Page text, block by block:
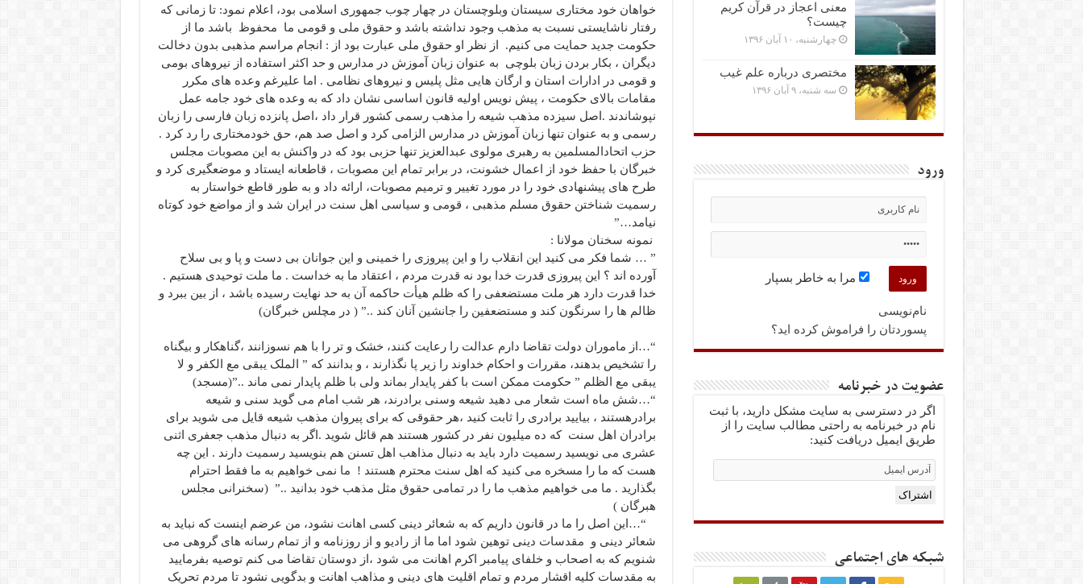
خواهان خود مختاری سیستان وبلوچستان در چهار چوب جمهوری اسلامی بود، اعلام نمود: تا زمانی که
رفتار ناشایستی نسبت به مذهب وجود نداشته باشد و حقوق ملی و قومی ما محفوظ باشد ما از
حکومت جدید حمایت می کنیم. از نظر او حقوق ملی عبارت بود از : انجام مراسم مذهبی بدون دخالت
دیگران ، بکار بردن زبان بلوچی به عنوان زبان آموزش در مدارس و حد اکثر استفاده از نیروهای بومی
و قومی در ادارات استان و ارگان هایی مثل پلیس و نیروهای نظامی . اما علیرغم وعده های مکرر
مقامات بالای حکومت ، پیش نویس اولیه قانون اساسی نشان داد که به وعده های خود جامه عمل
نپوشاندند .اصل سیزده مذهب شیعه را مذهب رسمی کشور قرار داد ،اصل پانزده زبان فارسی را زبان
رسمی و به عنوان تنها زبان آموزش در مدارس الزامی کرد و اصل صد هم، حق خودمختاری را رد کرد .
حزب اتحادالمسلمین به رهبری مولوی عبدالعزیز تنها حزبی بود که در واکنش به این مصوبات مجلس
خبرگان با حفظ خود از اعمال خشونت، در برابر تمام این مصوبات ، قاطعانه ایستاد و موضعگیری کرد و
طرح های پیشنهادی خود را در مورد تغییر و ترمیم مصوبات، ارائه داد و به طور قاطع خواستار به
رسمیت شناختن حقوق مسلم مذهبی ، قومی و سیاسی اهل سنت در ایران شد و از مواضع خود کوتاه
نیامد…”
نمونه سخنان مولانا :
” … شما فکر می کنید این انقلاب را و این پیروزی را خمینی و این جوانان بی دست و پا و بی سلاح
آورده اند ؟ این پیروزی قدرت خدا بود نه قدرت مردم ، اعتقاد ما به خداست . ما ملت توحیدی هستیم .
خدا قدرت دارد هر ملت مستضعفی را که ظلم هیأت حاکمه آن به حد نهایت رسیده باشد ، از بین ببرد و
ظالم ها را سرنگون کند و مستضعفین را جانشین آنان کند ..” ( در مچلس خبرگان)
“…از ماموران دولت تقاضا دارم عدالت را رعایت کنند، خشک و تر را با هم نسوزانند ،گناهکار و بیگناه
را تشخیص بدهند، مقررات و احکام خداوند را زیر پا نگذارند ، و بدانند که ” الملک یبقی مع الکفر و لا
یبقی مع الظلم ” حکومت ممکن است با کفر پایدار بماند ولی با ظلم پایدار نمی ماند ..”(مسجد)
“…شش ماه است شعار می دهید شیعه وسنی برادرند، هر شب امام می گوید سنی و شیعه
برادرهستند ، بیایید برادری را ثابت کنید ،هر حقوقی که برای پیروان مذهب شیعه قایل می شوید برای
برادران اهل سنت که ده میلیون نفر در کشور هستند هم قائل شوید .اگر به دنبال مذهب جعفری اثنی
عشری می نویسید رسمیت دارد باید به دنبال مذاهب اهل تسنن هم بنویسید رسمیت دارند . این چه
هست که ما را مسخره می کنید که اهل سنت محترم هستند ! ما نمی خواهیم به ما فقط احترام
بگذارید . ما می خواهیم مذهب ما را در تمامی حقوق مثل مذهب خود بدانید ..” (سخنرانی مجلس
هبرگان )
“…این اصل را ما در قانون داریم که به شعائر دینی کسی اهانت نشود، من عرضم اینست که نباید به
شعائر دینی و مقدسات دینی توهین شود اما ما از رادیو و از روزنامه و از تمام رسانه های گروهی می
شنویم که به اصحاب و خلفای پیامبر اکرم اهانت می شود ،از دوستان تقاضا می کنم توصیه بفرمایید
به مقدسات کلیه اقشار مردم و تمام اقلیت های دینی و مذاهب اهانت و بدگویی نشود تا مردم تحریک
معنی اعجاز در قرآن کریم
چیست؟
چهارشنبه، ۱۰ آبان ۱۳۹۶
مختصرى درباره علم غیب
سه شنبه، ۹ آبان ۱۳۹۶
ورود
مرا به خاطر بسپار
نام‌نویسی
پسوردتان را فراموش کرده اید؟
عضویت در خبرنامه
اگر در دسترسی به سایت مشکل دارید، با ثبت
نام در خبرنامه به راحتی مطالب سایت را از
طریق ایمیل دریافت کنید:
Email
Subscription
اشتراک
شبکه های اجتماعی